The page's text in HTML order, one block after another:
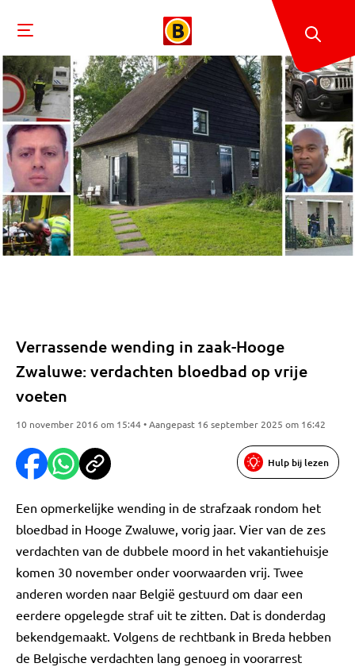
Verrassende wending in zaak-Hooge
Zwaluwe: verdachten bloedbad op vrije
voeten
10 november 2016 om 15:44 • Aangepast 16 september 2025 om 16:42
Hulp bij lezen
Een opmerkelijke wending in de strafzaak rondom het
bloedbad in Hooge Zwaluwe, vorig jaar. Vier van de zes
verdachten van de dubbele moord in het vakantiehuisje
komen 30 november onder voorwaarden vrij. Twee
anderen worden naar België gestuurd om daar een
eerdere opgelegde straf uit te zitten. Dat is donderdag
bekendgemaakt. Volgens de rechtbank in Breda hebben
de Belgische verdachten lang genoeg in voorarrest